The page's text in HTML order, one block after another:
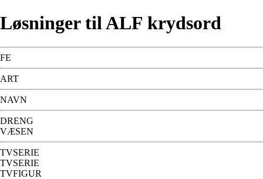
Løsninger til ALF krydsord
FE
ART
NAVN
DRENG
VÆSEN
TVSERIE
TVSERIE
TVFIGUR